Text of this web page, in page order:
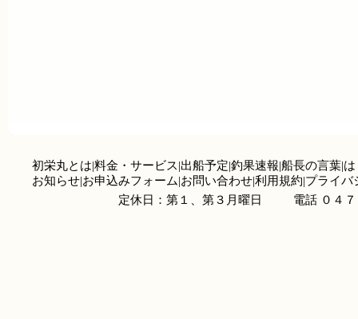
初栄丸とは|料金・サービス|出船予定|釣果速報|船長の言葉|
お知らせ|お申込みフォーム|お問い合わせ|利用規約|プライバ
定休日：第１、第３月曜日
電話 ０４